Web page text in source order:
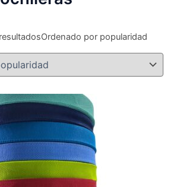
Ordenado por popularidad